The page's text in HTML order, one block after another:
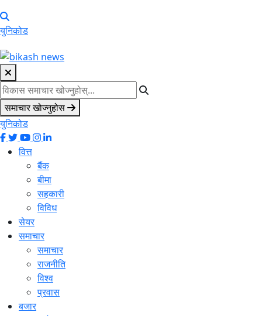
युनिकोड
समाचार खोज्नुहोस
युनिकोड
वित्त
बैंक
बीमा
सहकारी
विविध
सेयर
समाचार
समाचार
राजनीति
विश्व
प्रवास
बजार